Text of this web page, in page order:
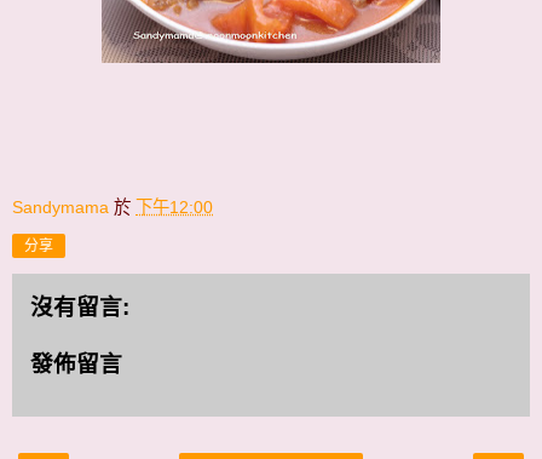
Sandymama 於 下午12:00
分享
沒有留言:
發佈留言